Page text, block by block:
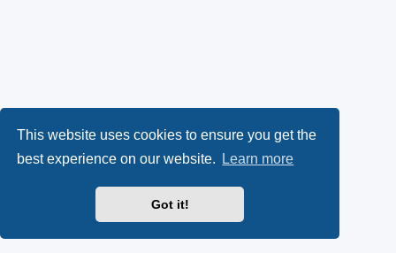
This website uses cookies to ensure you get the
best experience on our website.
Learn more
Got it!